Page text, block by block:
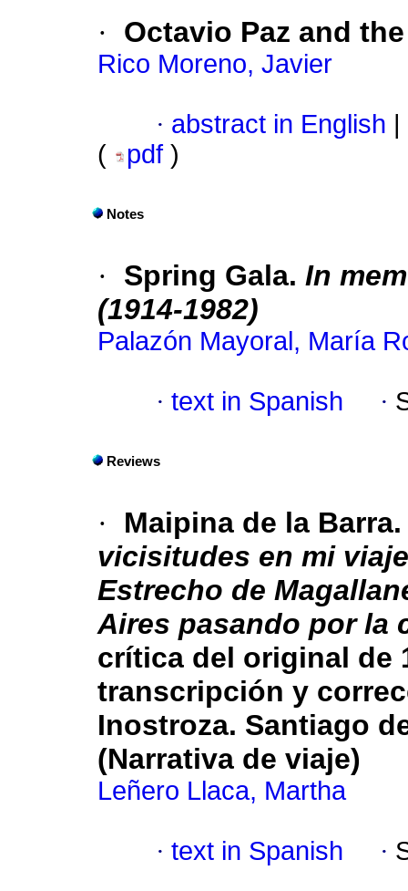
· Octavio Paz and
Rico Moreno, Javier
· abstract in English
(
pdf )
Notes
· Spring Gala. In
(1914-1982)
Palazón Mayoral, María
· text in Spanish ·
Reviews
·
Maipina de la
vicisitudes en mi
Estrecho de
Aires pasando por la
crítica del original de
transcripción y
Inostroza. Santiago
(Narrativa de viaje)
Leñero Llaca, Martha
· text in Spanish ·